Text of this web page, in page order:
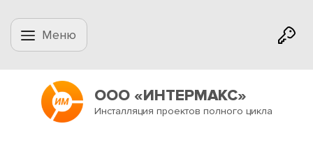
Меню
ООО «ИНТЕРМАКС»
Инсталляция проектов полного цикла